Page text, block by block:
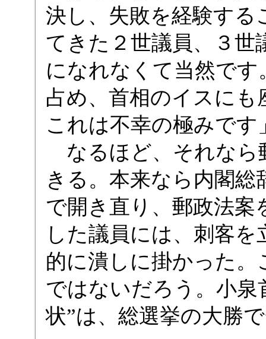
決し、失敗を経験する
てきた２世議員、３世
になれなくて当然で
占め、首相のイスにも
これは不幸の極みです
なるほど、それなら
きる。本来なら内閣総
で開き直り、郵政法案
した議員には、刺客を
的に潰しに掛かった
ではないだろう。小泉
状”は、総選挙の大勝